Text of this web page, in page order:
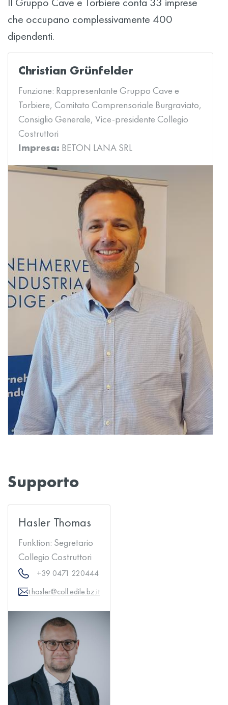
che occupano complessivamente 400
dipendenti.
Christian Grünfelder
Funzione: Rappresentante Gruppo Cave e
Torbiere, Comitato Comprensoriale Burgraviato,
Consiglio Generale, Vice-presidente Collegio
Costruttori
Impresa: BETON LANA SRL
Supporto
Hasler Thomas
Funktion: Segretario
Collegio Costruttori
+39 0471 220444
t.hasler@coll.edile.bz.it